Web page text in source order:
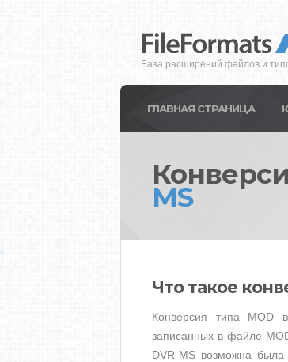
База расширений файлов и
ГЛАВНАЯ СТРАНИЦА
MS
Что такое
Конверсия типа MOD
записанных в файле
DVR-MS возможна